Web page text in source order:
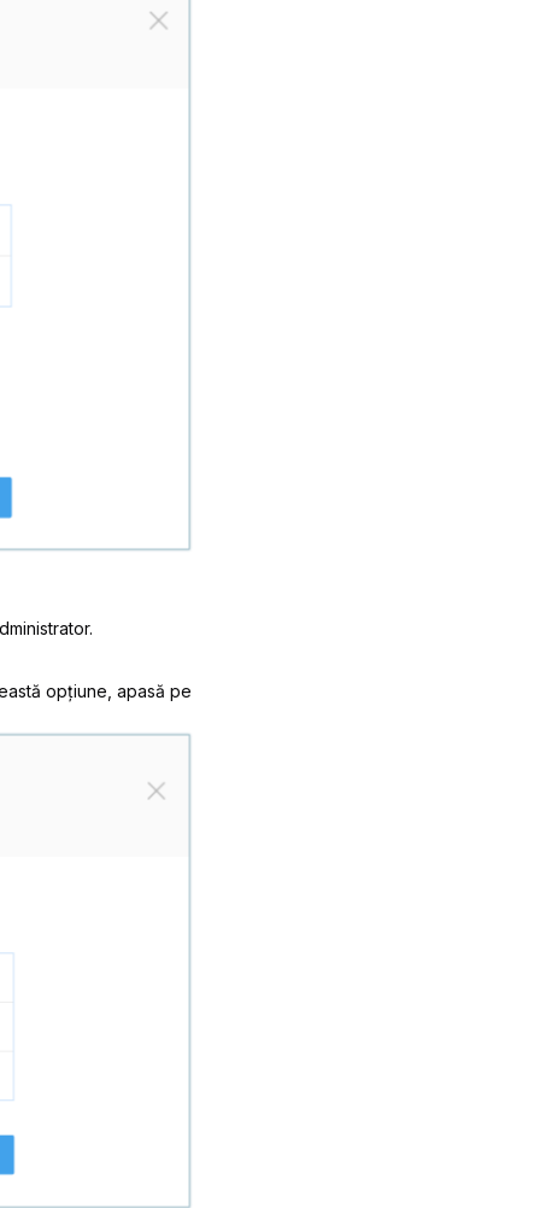
opțiune, apasă pe